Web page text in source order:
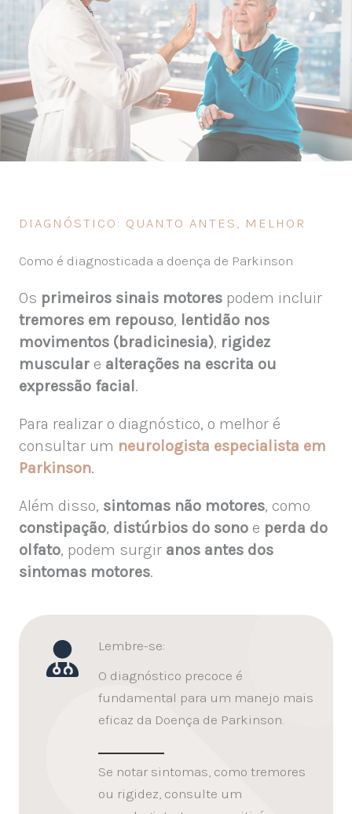
DIAGNÓSTICO: QUANTO ANTES, MELHOR
Como é diagnosticada a doença de Parkinson
Os primeiros sinais motores podem incluir
tremores em repouso, lentidão nos
movimentos (bradicinesia), rigidez
muscular e alterações na escrita ou
expressão facial .
Para realizar o diagnóstico, o melhor é
consultar um neurologista especialista em
Parkinson.
Além disso, sintomas não motores, como
constipação, distúrbios do sono e perda do
olfato, podem surgir anos antes dos
sintomas motores.
Lembre-se:
O diagnóstico precoce é
fundamental para um manejo mais
eficaz da Doença de Parkinson.
Se notar sintomas, como tremores
ou rigidez, consulte um